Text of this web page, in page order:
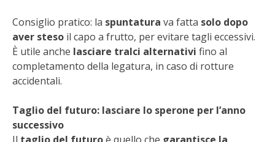
Consiglio pratico: la spuntatura va fatta solo dopo
aver steso il capo a frutto, per evitare tagli eccessivi.
È utile anche lasciare tralci alternativi fino al
completamento della legatura, in caso di rotture
accidentali.
Taglio del futuro: lasciare lo sperone per l’anno
successivo
Il taglio del futuroè quello che garantisce la